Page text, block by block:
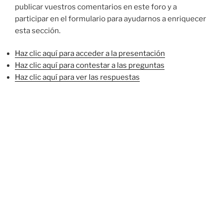
publicar vuestros comentarios en este foro y a
participar en el formulario para ayudarnos a enriquecer
esta sección.
Haz clic aquí para acceder a la presentación
Haz clic aquí para contestar a las preguntas
Haz clic aquí para ver las respuestas